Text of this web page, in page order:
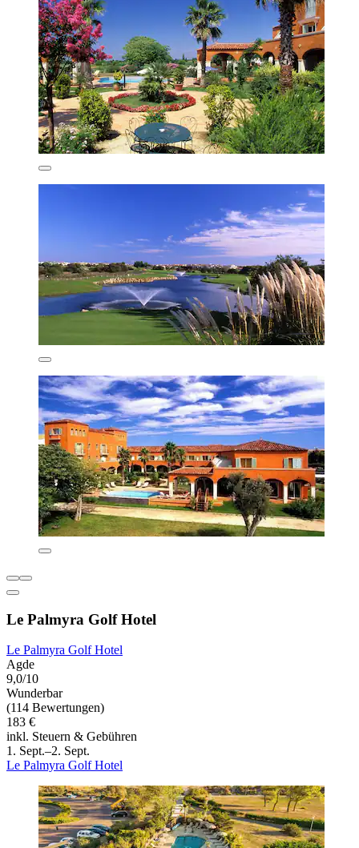
Le Palmyra Golf Hotel
Le Palmyra Golf Hotel
Agde
9,0/10
Wunderbar
(114 Bewertungen)
183 €
inkl. Steuern & Gebühren
1. Sept.–2. Sept.
Le Palmyra Golf Hotel